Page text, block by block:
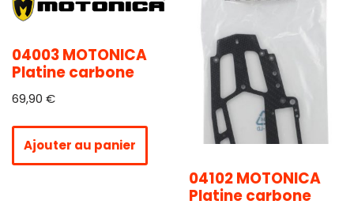
04003 MOTONICA
Platine carbone
69,90 €
Ajouter au panier
04102 MOTONICA
Platine carbone